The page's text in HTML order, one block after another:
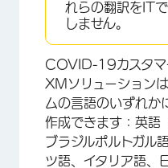
れらの翻訳をIT
しません。
COVID-19カスタマ
XMソリューション
ムの言語のいずれか
作成できます：英語
ブラジルポルトガル
ツ語、イタリア語、